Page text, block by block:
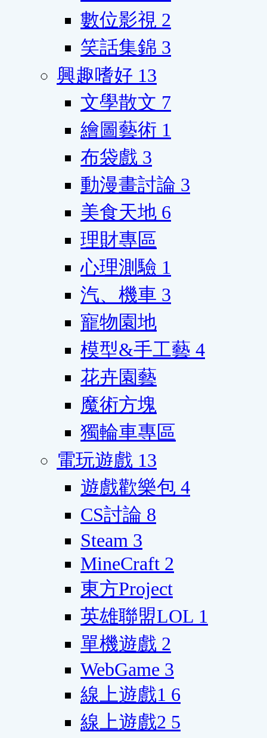
數位影視 2
笑話集錦 3
興趣嗜好 13
文學散文 7
繪圖藝術 1
布袋戲 3
動漫畫討論 3
美食天地 6
理財專區
心理測驗 1
汽、機車 3
寵物園地
模型&手工藝 4
花卉園藝
魔術方塊
獨輪車專區
電玩遊戲 13
遊戲歡樂包 4
CS討論 8
Steam 3
MineCraft 2
東方Project
英雄聯盟LOL 1
單機遊戲 2
WebGame 3
線上遊戲1 6
線上遊戲2 5